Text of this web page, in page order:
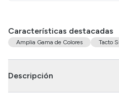
Características destacadas
Amplia Gama de Colores Tacto
Descripción